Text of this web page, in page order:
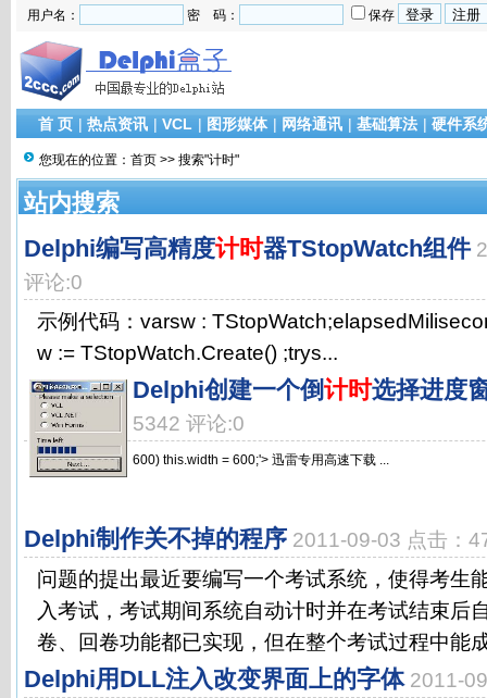
用户名： 密 码： 保存
首 页 | 热点资讯 | VCL | 图形媒体 | 网络通讯 | 基础算法 | 硬件系
您现在的位置： 首页 >> 搜索"计时"
站内搜索
Delphi编写高精度计时器TStopWatch组件
评论:0
示例代码：varsw :
w := TStopWatch.Create() ;trys...
Delphi创建一个倒计时选择进度
5342 评论:0
600) this.width = 600;'> 迅雷专用高速下载 ...
Delphi制作关不掉的程序 2011-09-03 点击：
问题的提出最近要编写一个考试系统，使得考生
入考试，考试期间系统自动计时并在考试结束后
卷、回卷功能都已实现，但在整个考试过程中能
Delphi用DLL注入改变界面上的字体 2011-